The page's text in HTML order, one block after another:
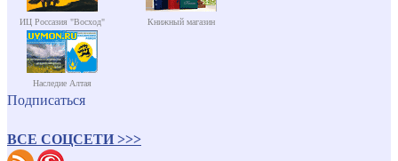
ИЦ Россазия "Восход" Книжный магазин
Наследие Алтая
Подписаться
ВСЕ СОЦСЕТИ >>>